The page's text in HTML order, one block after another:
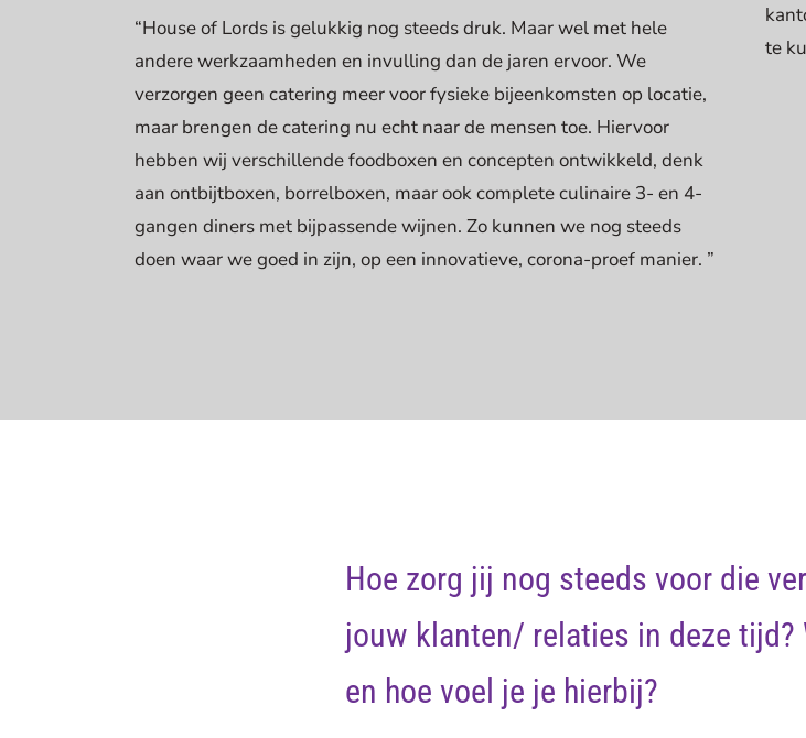
“House of Lords is gelukkig nog steeds druk. Maar wel met hele
andere werkzaamheden en invulling dan de jaren ervoor. We
verzorgen geen catering meer voor fysieke bijeenkomsten op locatie,
maar brengen de catering nu echt naar de mensen toe. Hiervoor
hebben wij verschillende foodboxen en concepten ontwikkeld, denk
aan ontbijtboxen, borrelboxen, maar ook complete culinaire 3- en 4-
gangen diners met bijpassende wijnen. Zo kunnen we nog steeds
doen waar we goed in zijn, op een innovatieve, corona-proef manier. ”
te
Hoe zorg jij nog steeds voor die
jouw klanten/ relaties in deze tijd?
en hoe voel je je hierbij?